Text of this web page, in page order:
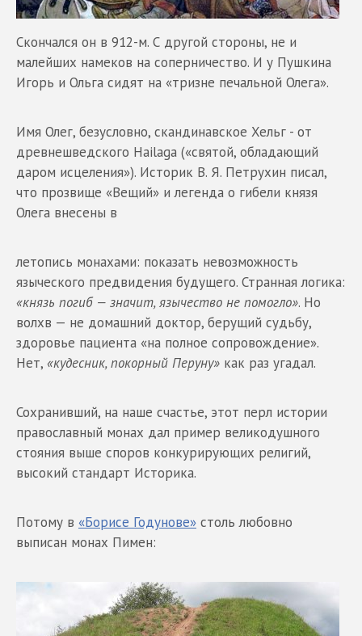
Скончался он в 912-м. С другой стороны, не и
малейших намеков на соперничество. И у Пушкина
Игорь и Ольга сидят на «тризне печальной Олега».
Имя Олег, безусловно, скандинавское Хельг - от
древнешведского Hailaga («святой, обладающий
даром исцеления»). Историк В. Я. Петрухин писал,
что прозвище «Вещий» и легенда о гибели князя
Олега внесены в
летопись монахами: показать невозможность
языческого предвидения будущего. Странная логика:
«князь погиб — значит, язычество не помогло». Но
волхв — не домашний доктор, берущий судьбу,
здоровье пациента «на полное сопровождение».
Нет, «кудесник, покорный Перуну» как раз угадал.
Сохранивший, на наше счастье, этот перл истории
православный монах дал пример великодушного
стояния выше споров конкурирующих религий,
высокий стандарт Историка.
Потому в «Борисе Годунове» столь любовно
выписан монах Пимен: